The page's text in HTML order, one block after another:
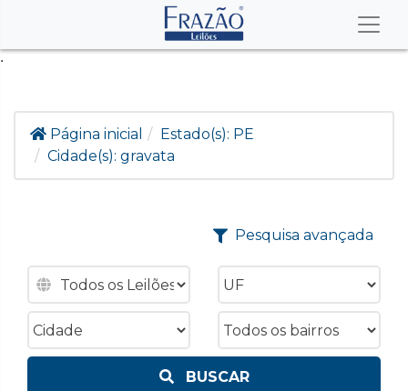
.
Página inicial Estado(s): PE
Cidade(s): gravata
Pesquisa avançada
BUSCAR